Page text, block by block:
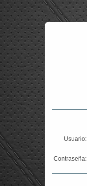
Usuario:
Contraseña: